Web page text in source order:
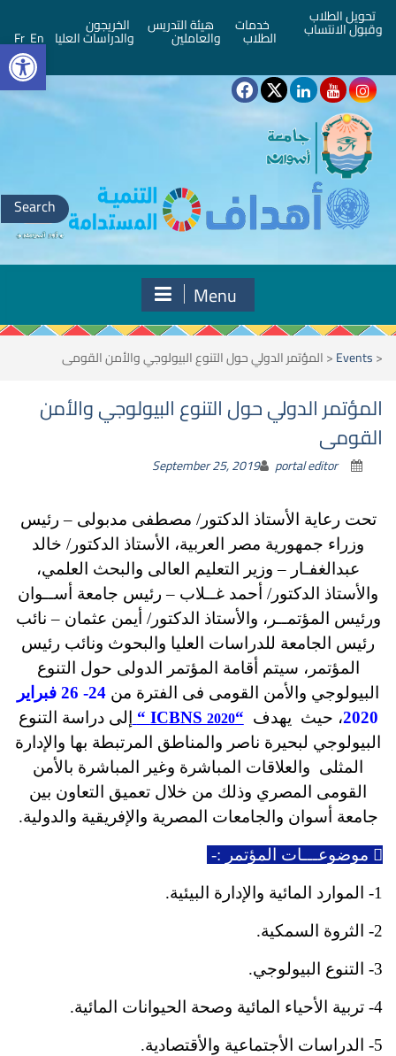
تحويل الطلاب
وقبول الانتساب خدمات
الطلاب
هيئة التدريس
والعاملين
الخريجون
والدراسات العليا En
Fr
Search
for:
Menu
<
Events
<المؤتمر الدولي حول التنوع البيولوجي والأمن القومى
المؤتمر الدولي حول التنوع البيولوجي والأمن
القومى
September 25, 2019 portal editor
تحت رعاية الأستاذ الدكتور/ مصطفى مدبولى – رئيس
وزراء جمهورية مصر العربية، الأستاذ الدكتور/ خالد
عبدالغفـار – وزير التعليم العالى والبحث العلمي،
والأستاذ الدكتور/ أحمد غــلاب – رئيس جامعة أســوان
ورئيس المؤتمــر، والأستاذ الدكتور/ أيمن عثمان – نائب
رئيس الجامعة للدراسات العليا والبحوث ونائب رئيس
المؤتمر، سيتم أقامة المؤتمر الدولى حول التنوع
البيولوجي والأمن القومى فى الفترة من
24- 26 فبراير
2020، حيث يهدف “ICBNS
2020
“
إلى دراسة التنوع
البيولوجي لبحيرة ناصر والمناطق المرتبطة بها والإدارة
المثلى والعلاقات المباشرة وغير المباشرة بالأمن
القومى المصري وذلك من خلال تعميق التعاون بين
جامعة أسوان والجامعات المصرية والإفريقية والدولية.
موضوعـــات المؤتمر :-
1- الموارد المائية والإدارة البيئية.
2- الثروة السمكية.
3- التنوع البيولوجي.
4- تربية الأحياء المائية وصحة الحيوانات المائية.
5- الدراسات الأجتماعية والأقتصادية.